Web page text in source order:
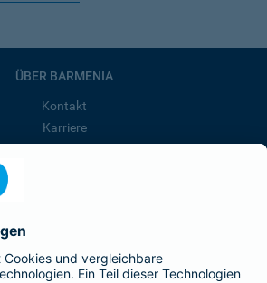
ÜBER BARMENIA
Kontakt
Karriere
Presse
ist Teil der BarmeniaGothaer
BELIEBTE SEITEN